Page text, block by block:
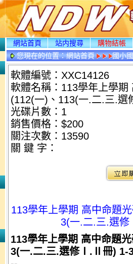
網站首頁 站内搜尋
購物結帳
您現在的位置：網站首頁 國小
軟體編號：XXC14126
軟體名稱：113學年上學
(112(一)、113(一.二.三.
光碟片數：1
銷售價格：$200
關注次數： 13590
關 鍵 字：
113學年上學期 高中命題
3(一.二.三.選
113學年上學期 高中命題
3(一.二.三.選修Ⅰ.Ⅱ冊) 1-